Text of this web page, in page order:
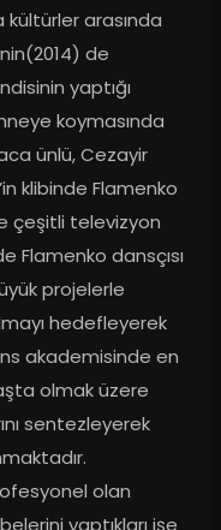
kültürler arasında
de
yaptığı
koymasında
ünlü, Cezayir
klibinde Flamenko
çeşitli televizyon
Flamenko dansçısı
projelerle
hedefleyerek
akademisinde en
olmak üzere
sentezleyerek
olan
yaptıkları işe